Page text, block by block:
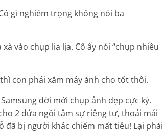
gì nghiêm trọng không nói ba
vào chụp lia lịa. Cô ấy nói “chụp nhiều
con phải xắm máy ảnh cho tốt thôi.
đời mới chụp ảnh đẹp cực kỳ.
2 đứa ngồi tâm sự riêng tư, thoải mái
bị người khác chiếm mất tiêu! Lại phải